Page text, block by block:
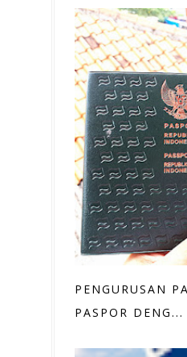
PENGURUSAN
PASPOR DENG...